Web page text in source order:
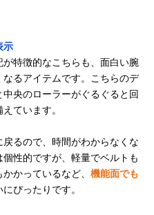
示
特徴的なこちらも、面白い腕
るアイテムです。こちらのデ
央のローラーがぐるぐると回
ています。
るので、時間がわからなくな
性的ですが、軽量でベルトも
かっているなど、 機能面でも
ぴったりです。